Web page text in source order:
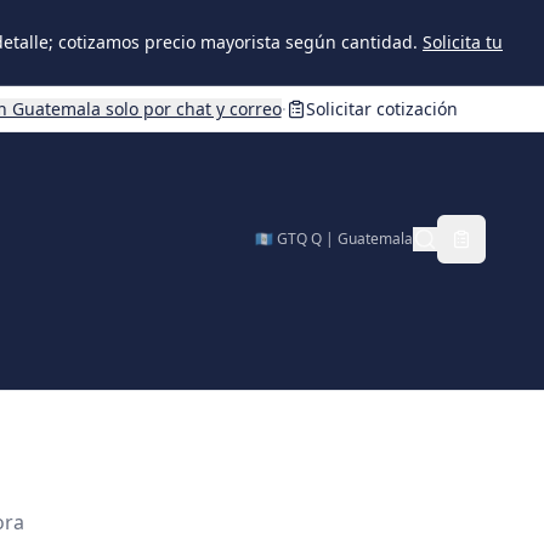
cotizamos precio mayorista según cantidad. Solicita tu
Guatemala solo por chat y correo· Solicitar cotización
🇬🇹 GTQ Q | Guatemala